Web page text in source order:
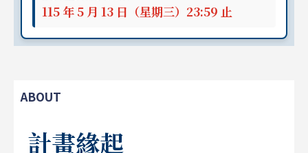
115 年 5 月 13 日（星期三）23:59 止
ABOUT
計畫緣起